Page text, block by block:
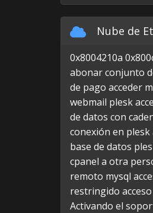
Nube de
0x8004210a
abonar conjunto
de pago acceder
webmail plesk
de datos con
conexión en plesk
base de datos
cpanel a otra
remoto mysql
restringido
Activando el